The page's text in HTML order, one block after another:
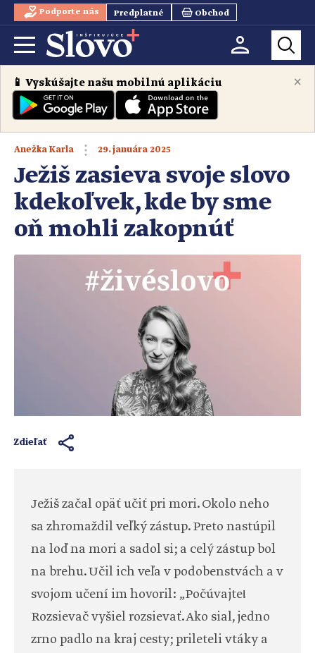
Podporte nás Predplatné Obchod
×
📱 Vyskúšajte našu mobilnú aplikáciu
Anežka Karla 29. januára 2025
Ježiš zasieva svoje slovo
kdekoľvek, kde by sme
oň mohli zakopnúť
Zdieľať
Ježiš začal opäť učiť pri mori. Okolo neho
sa zhromaždil veľký zástup. Preto nastúpil
na loď na mori a sadol si; a celý zástup bol
na brehu. Učil ich veľa v podobenstvách a v
svojom učení im hovoril: „Počúvajte!
Rozsievač vyšiel rozsievať. Ako sial, jedno
zrno padlo na kraj cesty; prileteli vtáky a